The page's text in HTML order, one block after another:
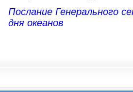
Послание Генерального
дня океанов